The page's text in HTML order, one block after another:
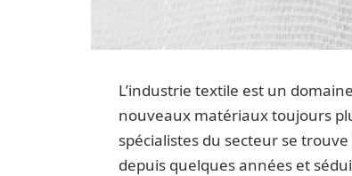
L’industrie textile est un
nouveaux matériaux toujours
spécialistes du secteur se
depuis quelques années et